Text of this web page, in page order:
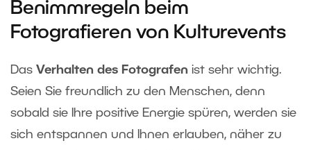
Benimmregeln beim
Fotografieren von Kulturevents
Das Verhalten des Fotografen ist sehr wichtig.
Seien Sie freundlich zu den Menschen, denn
sobald sie Ihre positive Energie spüren, werden sie
sich entspannen und Ihnen erlauben, näher zu